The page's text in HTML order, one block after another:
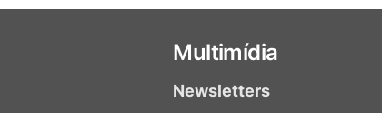
Multimídia
Newsletters